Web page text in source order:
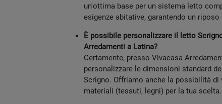
un'ottima base per un sistema letto
esigenze abitative, garantendo un
È possibile personalizzare il letto
Arredamenti a Latina?
Certamente, presso Vivacasa
personalizzare le dimensioni standard
Scrigno. Offriamo anche la possibilità di
materiali (tessuti, legni) per la tua scelta.